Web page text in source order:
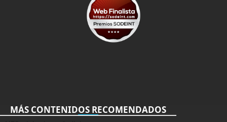
MÁS CONTENIDOS RECOMENDADOS